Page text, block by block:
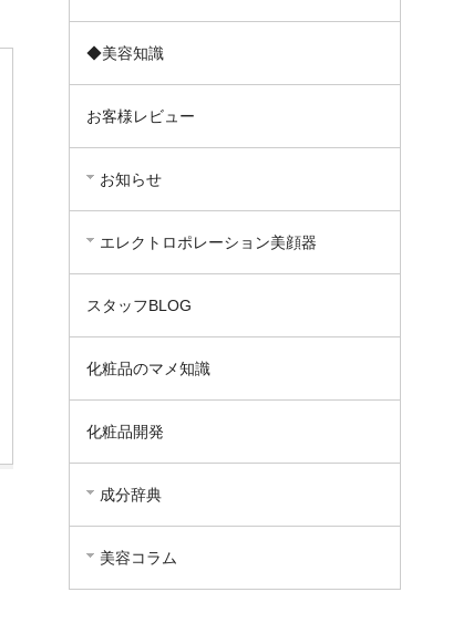
◆美容知識
お客様レビュー
お知らせ
エレクトロポレーション美顔器
スタッフBLOG
化粧品のマメ知識
化粧品開発
成分辞典
美容コラム